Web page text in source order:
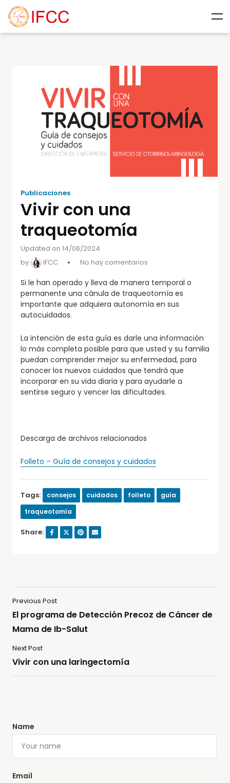
Publicaciones
Vivir con una
traqueotomía
Updated on 14/06/2024
by
IFCC No hay comentarios
Si le han operado y lleva de manera temporal o
permanente una cánula de traqueotomía es
importante que adquiera autonomía en sus
autocuidados.
La intención de esta guía es darle una información
lo más completa posible para que usted y su familia
puedan comprender mejor su enfermedad, para
conocer los nuevos cuidados que tendrá que
incorporar en su vida diaria y para ayudarle a
sentirse seguro y vencer las dificultades.
Descarga de archivos relacionados
Folleto – Guía de consejos y cuidados
Tags: consejos cuidados folleto
guía
traqueotomía
Share:
Previous Post
El programa de Detección Precoz de Cáncer de
Mama de Ib-Salut
Next Post
Vivir con una laringectomía
Name
Email